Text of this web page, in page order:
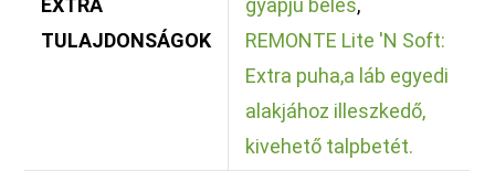
EXTRA
TULAJDONSÁGOK
gyapjú bélés,
REMONTE Lite 'N Soft:
Extra puha,a láb egyedi
alakjához illeszkedő,
kivehető talpbetét.